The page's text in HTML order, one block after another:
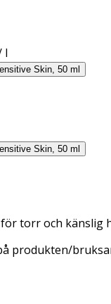
l
Skin, 50 ml
Skin, 50 ml
torr och känslig
produkten/